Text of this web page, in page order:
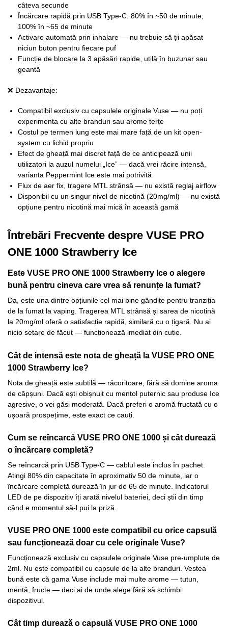
câteva secunde
Încărcare rapidă prin USB Type-C: 80% în ~50 de minute,
100% în ~65 de minute
Activare automată prin inhalare — nu trebuie să ții apăsat
niciun buton pentru fiecare puf
Funcție de blocare la 3 apăsări rapide, utilă în buzunar sau
geantă
❌ Dezavantaje:
Compatibil exclusiv cu capsulele originale Vuse — nu poți
experimenta cu alte branduri sau arome terțe
Costul pe termen lung este mai mare față de un kit open-
system cu lichid propriu
Efect de gheață mai discret față de ce anticipează unii
utilizatori la auzul numelui „Ice” — dacă vrei răcire intensă,
varianta Peppermint Ice este mai potrivită
Flux de aer fix, tragere MTL strânsă — nu există reglaj airflow
Disponibil cu un singur nivel de nicotină (20mg/ml) — nu există
opțiune pentru nicotină mai mică în această gamă
Întrebări Frecvente despre VUSE PRO
ONE 1000 Strawberry Ice
Este VUSE PRO ONE 1000 Strawberry Ice o alegere
bună pentru cineva care vrea să renunțe la fumat?
Da, este una dintre opțiunile cel mai bine gândite pentru tranziția
de la fumat la vaping. Tragerea MTL strânsă și sarea de nicotină
la 20mg/ml oferă o satisfacție rapidă, similară cu o țigară. Nu ai
nicio setare de făcut — funcționează imediat din cutie.
Cât de intensă este nota de gheață la VUSE PRO ONE
1000 Strawberry Ice?
Nota de gheață este subtilă — răcoritoare, fără să domine aroma
de căpșuni. Dacă ești obișnuit cu mentol puternic sau produse Ice
agresive, o vei găsi moderată. Dacă preferi o aromă fructată cu o
ușoară prospețime, este exact ce cauți.
Cum se reîncarcă VUSE PRO ONE 1000 și cât durează
o încărcare completă?
Se reîncarcă prin USB Type-C — cablul este inclus în pachet.
Atingi 80% din capacitate în aproximativ 50 de minute, iar o
încărcare completă durează în jur de 65 de minute. Indicatorul
LED de pe dispozitiv îți arată nivelul bateriei, deci știi din timp
când e momentul să-l pui la priză.
VUSE PRO ONE 1000 este compatibil cu orice capsulă
sau funcționează doar cu cele originale Vuse?
Funcționează exclusiv cu capsulele originale Vuse pre-umplute de
2ml. Nu este compatibil cu capsule de la alte branduri. Vestea
bună este că gama Vuse include mai multe arome — tutun,
mentă, fructe — deci ai de unde alege fără să schimbi
dispozitivul.
Cât timp durează o capsulă VUSE PRO ONE 1000